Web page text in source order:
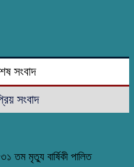
সংবাদ
সংবাদ
তম মৃত্যু বার্ষিকী পালিত